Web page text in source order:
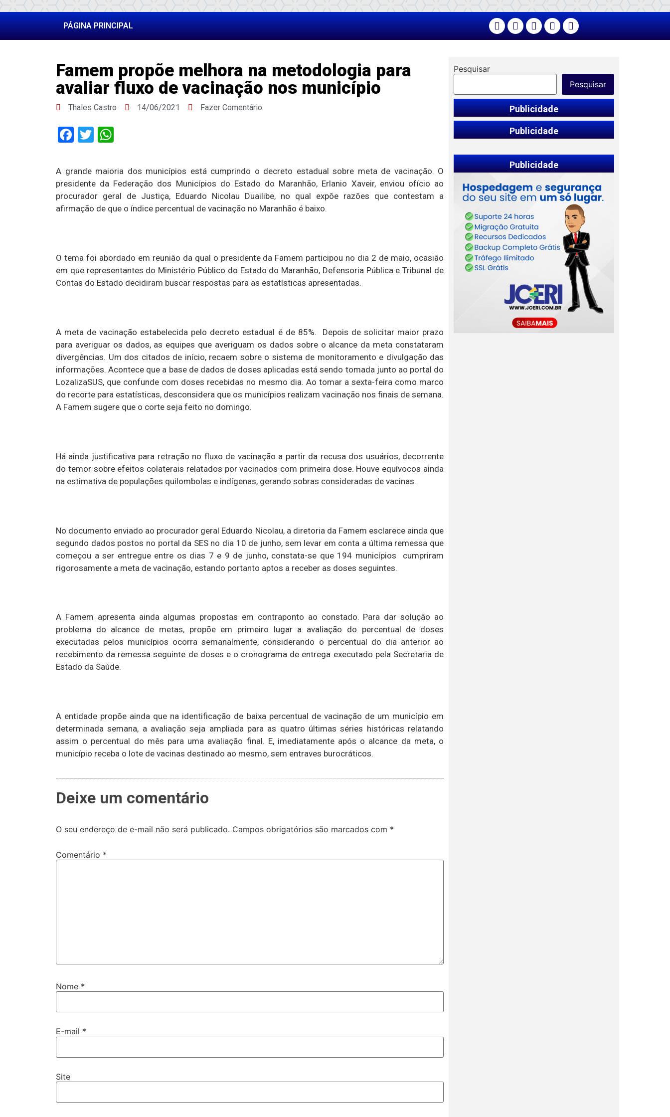
PÁGINA PRINCIPAL
Famem propõe melhora na metodologia para
avaliar fluxo de vacinação nos município
Thales Castro 14/06/2021 Fazer Comentário
Facebook
Twitter
A grande maioria dos municípios está cumprindo o decreto estadual sobre meta de vacinação. O
presidente da Federação dos Municípios do Estado do Maranhão, Erlanio Xaveir, enviou ofício ao
procurador geral de Justiça, Eduardo Nicolau Duailibe, no qual expõe razões que contestam a
afirmação de que o índice percentual de vacinação no Maranhão é baixo.
O tema foi abordado em reunião da qual o presidente da Famem participou no dia 2 de maio, ocasião
em que representantes do Ministério Público do Estado do Maranhão, Defensoria Pública e Tribunal de
Contas do Estado decidiram buscar respostas para as estatísticas apresentadas.
A meta de vacinação estabelecida pelo decreto estadual é de 85%. Depois de solicitar maior prazo
para averiguar os dados, as equipes que averiguam os dados sobre o alcance da meta constataram
divergências. Um dos citados de início, recaem sobre o sistema de monitoramento e divulgação das
informações. Acontece que a base de dados de doses aplicadas está sendo tomada junto ao portal do
LozalizaSUS, que confunde com doses recebidas no mesmo dia. Ao tomar a sexta-feira como marco
do recorte para estatísticas, desconsidera que os municípios realizam vacinação nos finais de semana.
A Famem sugere que o corte seja feito no domingo.
Há ainda justificativa para retração no fluxo de vacinação a partir da recusa dos usuários, decorrente
do temor sobre efeitos colaterais relatados por vacinados com primeira dose. Houve equívocos ainda
na estimativa de populações quilombolas e indígenas, gerando sobras consideradas de vacinas.
No documento enviado ao procurador geral Eduardo Nicolau, a diretoria da Famem esclarece ainda que
segundo dados postos no portal da SES no dia 10 de junho, sem levar em conta a última remessa que
começou a ser entregue entre os dias 7 e 9 de junho, constata-se que 194 municípios cumpriram
rigorosamente a meta de vacinação, estando portanto aptos a receber as doses seguintes.
A Famem apresenta ainda algumas propostas em contraponto ao constado. Para dar solução ao
problema do alcance de metas, propõe em primeiro lugar a avaliação do percentual de doses
executadas pelos municípios ocorra semanalmente, considerando o percentual do dia anterior ao
recebimento da remessa seguinte de doses e o cronograma de entrega executado pela Secretaria de
Estado da Saúde.
A entidade propõe ainda que na identificação de baixa percentual de vacinação de um município em
determinada semana, a avaliação seja ampliada para as quatro últimas séries históricas relatando
assim o percentual do mês para uma avaliação final. E, imediatamente após o alcance da meta, o
município receba o lote de vacinas destinado ao mesmo, sem entraves burocráticos.
Deixe um comentário
O seu endereço de e-mail não será publicado. Campos obrigatórios são marcados com *
Comentário *
Nome *
E-mail *
Site
Pesquisar
Pesquisar
Publicidade
Publicidade
Publicidade